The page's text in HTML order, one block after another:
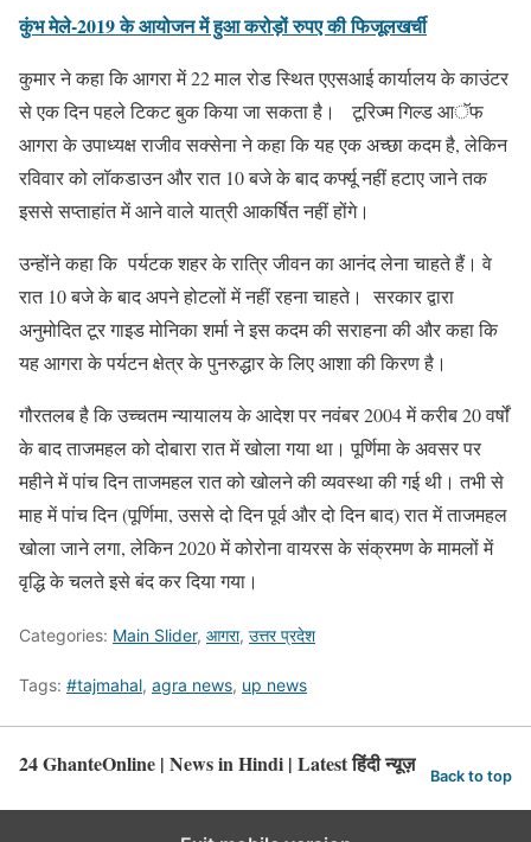
कुंभ मेले-2019 के आयोजन में हुआ करोड़ों रुपए की फिजूलखर्ची
कुमार ने कहा कि आगरा में 22 माल रोड स्थित एएसआई कार्यालय के काउंटर
से एक दिन पहले टिकट बुक किया जा सकता है। टूरिज्म गिल्ड आॅफ
आगरा के उपाध्यक्ष राजीव सक्सेना ने कहा कि यह एक अच्छा कदम है, लेकिन
रविवार को लॉकडाउन और रात 10 बजे के बाद कर्फ्यू नहीं हटाए जाने तक
इससे सप्ताहांत में आने वाले यात्री आकर्षित नहीं होंगे।
उन्होंने कहा कि पर्यटक शहर के रात्रि जीवन का आनंद लेना चाहते हैं। वे
रात 10 बजे के बाद अपने होटलों में नहीं रहना चाहते। सरकार द्वारा
अनुमोदित टूर गाइड मोनिका शर्मा ने इस कदम की सराहना की और कहा कि
यह आगरा के पर्यटन क्षेत्र के पुनरुद्धार के लिए आशा की किरण है।
गौरतलब है कि उच्चतम न्यायालय के आदेश पर नवंबर 2004 में करीब 20 वर्षों
के बाद ताजमहल को दोबारा रात में खोला गया था। पूर्णिमा के अवसर पर
महीने में पांच दिन ताजमहल रात को खोलने की व्यवस्था की गई थी। तभी से
माह में पांच दिन (पूर्णिमा, उससे दो दिन पूर्व और दो दिन बाद) रात में ताजमहल
खोला जाने लगा, लेकिन 2020 में कोरोना वायरस के संक्रमण के मामलों में
वृद्धि के चलते इसे बंद कर दिया गया।
Categories: Main Slider, आगरा, उत्तर प्रदेश
Tags: #tajmahal, agra news, up news
24 GhanteOnline | News in Hindi | Latest हिंदी न्यूज़ Back to top